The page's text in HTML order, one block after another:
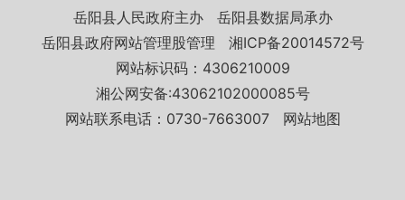
岳阳县人民政府主办
岳阳县数据局承办
岳阳县政府网站管理股管理
湘ICP备20014572号
网站标识码：4306210009
湘公网安备:43062102000085号
网站联系电话：0730-7663007
网站地图